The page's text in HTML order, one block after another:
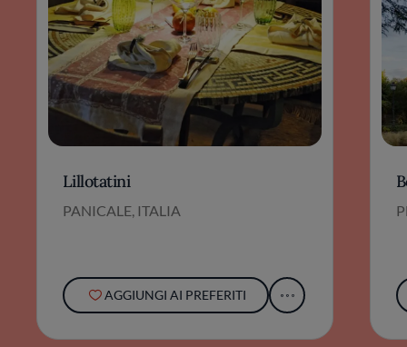
Lillotatini
PANICALE, ITALIA
AGGIUNGI AI PREFERITI